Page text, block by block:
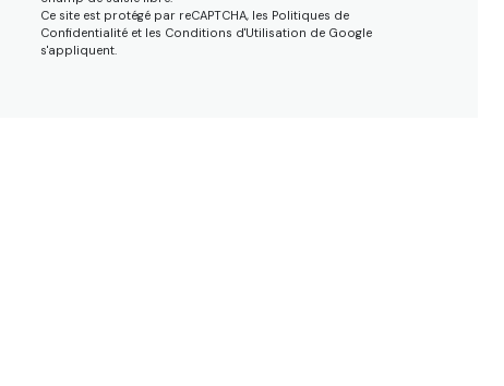
Ce site est protégé par reCAPTCHA, les Politiques de
Confidentialitéet les Conditions d'Utilisation de Google
s'appliquent.